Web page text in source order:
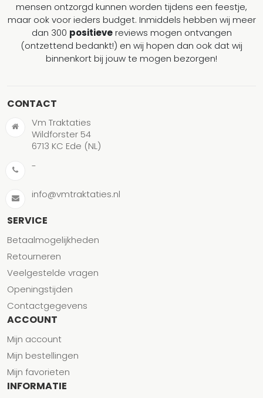
mensen ontzorgd kunnen worden tijdens een feestje,
maar ook voor ieders budget. Inmiddels hebben wij meer
dan 300 positievereviews mogen ontvangen
(ontzettend bedankt!) en wij hopen dan ook dat wij
binnenkort bij jouw te mogen bezorgen!
CONTACT
Vm Traktaties
Wildforster 54
6713 KC Ede (NL)
-
info@vmtraktaties.nl
SERVICE
Betaalmogelijkheden
Retourneren
Veelgestelde vragen
Openingstijden
Contactgegevens
ACCOUNT
Mijn account
Mijn bestellingen
Mijn favorieten
INFORMATIE